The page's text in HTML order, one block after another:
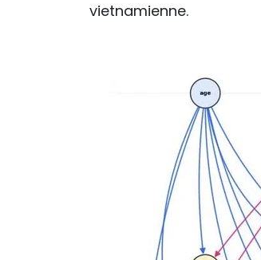
vietnamienne.